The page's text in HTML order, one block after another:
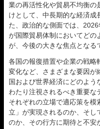
業の再活性化や貿易不均衡の
けとして、中長期的な経済成
た、政治的な側面では、
が国際貿易体制においてどの
が、今後の大きな焦点となる
各国の報復措置や企業の戦略
変化など、さまざまな要因が
国および世界経済にどのよう
わたり注視されるべき重要
それぞれの立場で適応策を模
立」が実現されるのか、そし
のか、その行方に期待と不安